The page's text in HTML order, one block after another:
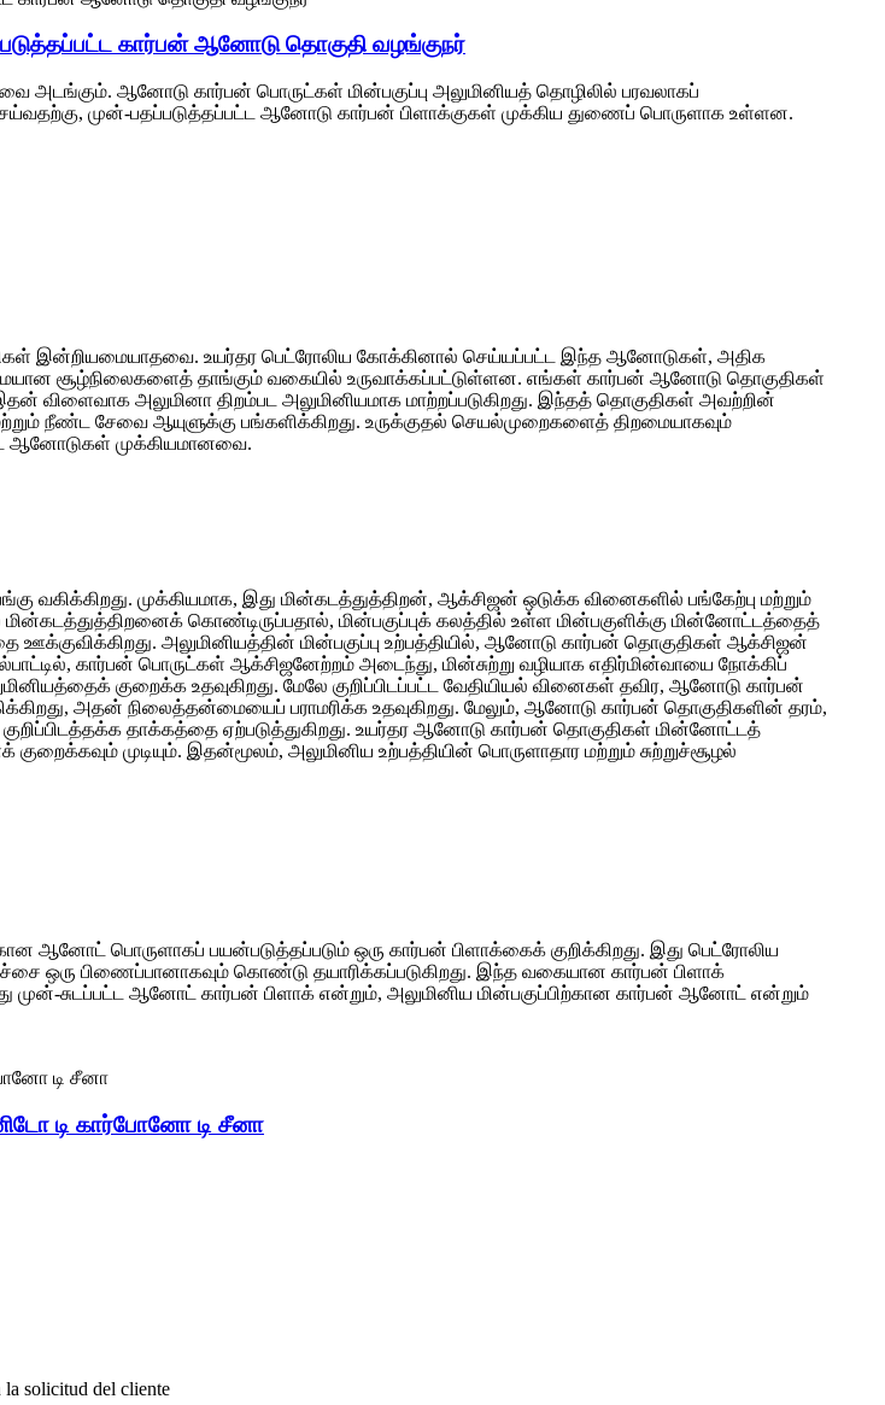
கார்பன் ஆனோடு தொகுதி வழங்குநர்
ஆனோடு கார்பன் பொருட்கள் மின்பகுப்பு அலுமினியத் தொழிலில் பரவலாகப்
முன்-பதப்படுத்தப்பட்ட ஆனோடு கார்பன் பிளாக்குகள் முக்கிய துணைப் பொருளாக உள்ளன.
இன்றியமையாதவை. உயர்தர பெட்ரோலிய கோக்கினால் செய்யப்பட்ட இந்த ஆனோடுகள், அதிக
சூழ்நிலைகளைத் தாங்கும் வகையில் உருவாக்கப்பட்டுள்ளன. எங்கள் கார்பன் ஆனோடு தொகுதிகள்
அலுமினா திறம்பட அலுமினியமாக மாற்றப்படுகிறது. இந்தத் தொகுதிகள் அவற்றின்
நீண்ட சேவை ஆயுளுக்கு பங்களிக்கிறது. உருக்குதல் செயல்முறைகளைத் திறமையாகவும்
ஆனோடுகள் முக்கியமானவை.
வகிக்கிறது. முக்கியமாக, இது மின்கடத்துத்திறன், ஆக்சிஜன் ஒடுக்க வினைகளில் பங்கேற்பு மற்றும்
கொண்டிருப்பதால், மின்பகுப்புக் கலத்தில் உள்ள மின்பகுளிக்கு மின்னோட்டத்தைத்
அலுமினியத்தின் மின்பகுப்பு உற்பத்தியில், ஆனோடு கார்பன் தொகுதிகள் ஆக்சிஜன்
கார்பன் பொருட்கள் ஆக்சிஜனேற்றம் அடைந்து, மின்சுற்று வழியாக எதிர்மின்வாயை நோக்கிப்
குறைக்க உதவுகிறது. மேலே குறிப்பிடப்பட்ட வேதியியல் வினைகள் தவிர, ஆனோடு கார்பன்
அதன் நிலைத்தன்மையைப் பராமரிக்க உதவுகிறது. மேலும், ஆனோடு கார்பன் தொகுதிகளின் தரம்,
குறிப்பிடத்தக்க தாக்கத்தை ஏற்படுத்துகிறது. உயர்தர ஆனோடு கார்பன் தொகுதிகள் மின்னோட்டத்
முடியும். இதன்மூலம், அலுமினிய உற்பத்தியின் பொருளாதார மற்றும் சுற்றுச்சூழல்
ஆனோட் பொருளாகப் பயன்படுத்தப்படும் ஒரு கார்பன் பிளாக்கைக் குறிக்கிறது. இது பெட்ரோலிய
ஒரு பிணைப்பானாகவும் கொண்டு தயாரிக்கப்படுகிறது. இந்த வகையான கார்பன் பிளாக்
முன்-சுடப்பட்ட ஆனோட் கார்பன் பிளாக் என்றும், அலுமினிய மின்பகுப்பிற்கான கார்பன் ஆனோட் என்றும்
டி கார்போனோ டி சீனா
la solicitud del cliente